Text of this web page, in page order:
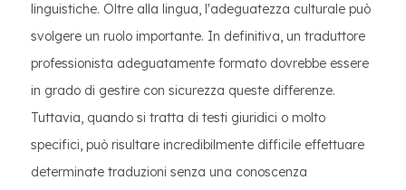
linguistiche. Oltre alla lingua, l'adeguatezza culturale può
svolgere un ruolo importante. In definitiva, un traduttore
professionista adeguatamente formato dovrebbe essere
in grado di gestire con sicurezza queste differenze.
Tuttavia, quando si tratta di testi giuridici o molto
specifici, può risultare incredibilmente difficile effettuare
determinate traduzioni senza una conoscenza